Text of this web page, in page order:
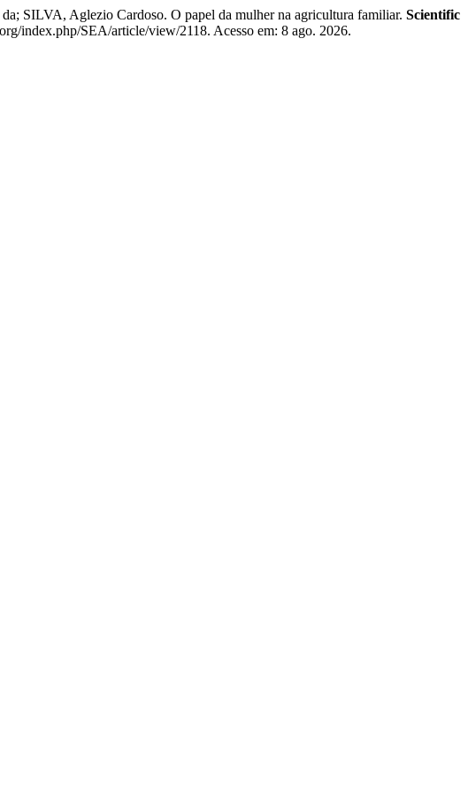
SILVA, Aglezio Cardoso. O papel da mulher na agricultura familiar. Scientific
index.php/SEA/article/view/2118. Acesso em: 8 ago. 2026.